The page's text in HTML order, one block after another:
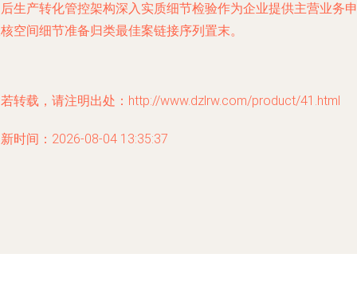
生产转化管控架构深入实质细节检验作为企业提供主营业务申
空间细节准备归类最佳案链接序列置末。
转载，请注明出处：http://www.dzlrw.com/product/41.html
时间：2026-08-04 13:35:37